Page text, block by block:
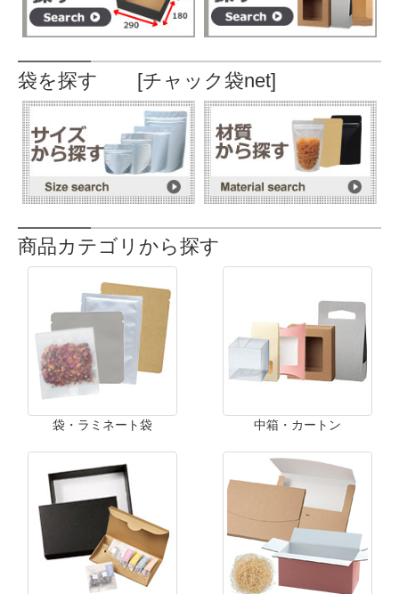
袋を探す [チャック袋net]
商品カテゴリから探す
袋・ラミネート袋 中箱・カートン